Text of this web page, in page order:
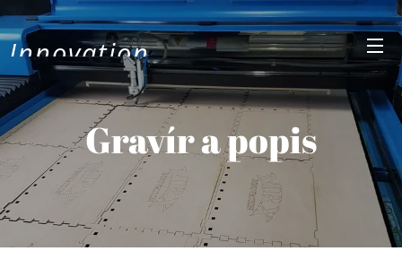
Innovation
Gravír a popis